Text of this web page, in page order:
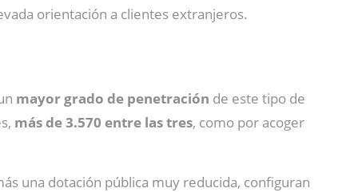
orientación a clientes extranjeros.
mayor grado de penetración de este tipo de
más de 3.570 entre las tres, como por acoger
una dotación pública muy reducida, configuran